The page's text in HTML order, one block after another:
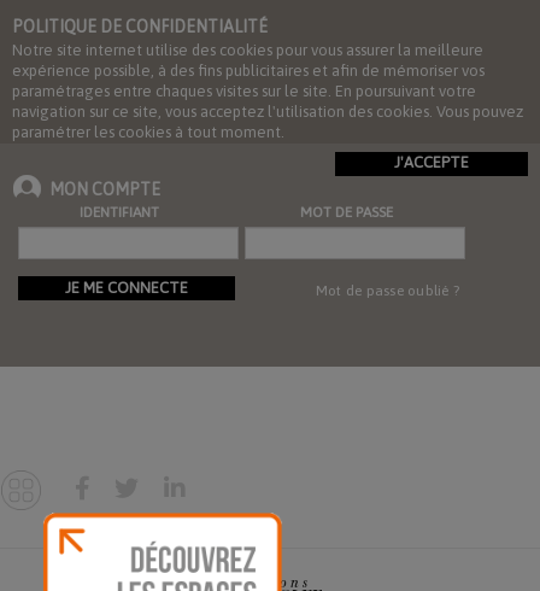
POLITIQUE DE CONFIDENTIALITÉ
Notre site internet utilise des cookies pour vous assurer la meilleure
expérience possible, à des fins publicitaires et afin de mémoriser vos
paramétrages entre chaques visites sur le site. En poursuivant votre
navigation sur ce site, vous acceptez l'utilisation des cookies. Vous pouvez
paramétrer les cookies à tout moment.
J'ACCEPTE
MON COMPTE
IDENTIFIANT MOT DE PASSE
JE ME CONNECTE Mot de passe oublié ?